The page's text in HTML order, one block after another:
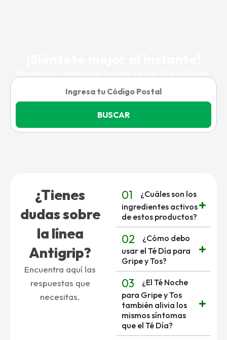
BUSCAR
¿Tienes
dudas sobre
la línea
Antigrip?
Encuentra aquí las
respuestas que
necesitas.
01
¿Cuáles son los
ingredientes activos
de estos productos?
02
¿Cómo debo
usar el Té Día para
Gripe y Tos?
03
¿El Té Noche
para Gripe y Tos
también alivia los
mismos síntomas
que el Té Día?